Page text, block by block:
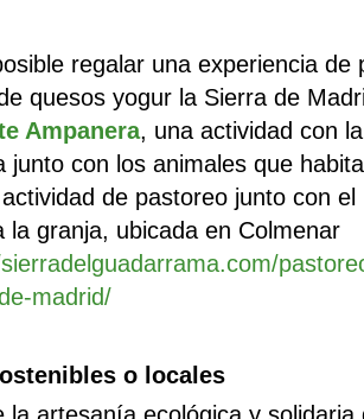
regalar una experiencia de
quesos yogur la Sierra de
Ampanera, una actividad con
junto con los animales que
de pastoreo junto con
la granja, ubicada en Colmenar
madrid/
o locales